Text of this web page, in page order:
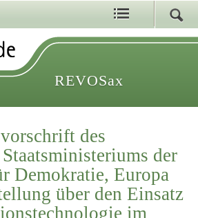
REVOSax
des
der
Demokratie, Europa
über den Einsatz
im